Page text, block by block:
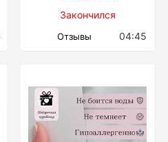
Закончился
Отзывы 04:45